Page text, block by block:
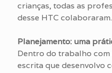
crianças, todas as
desse HTC colaboraram.
Planejamento: uma
Dentro do trabalho com
escrita que desenvolvo